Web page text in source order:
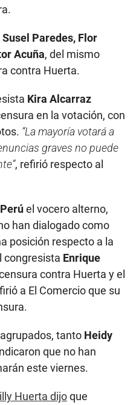
Susel Paredes, Flor
Acuña, del mismo
contra Huerta.
Kira Alcarraz
en la votación, con
“La mayoría votará a
graves no puede
, refirió respecto al
el vocero alterno,
han dialogado como
posición respecto a la
congresista Enrique
contra Huerta y el
a El Comercio que su
tanto Heidy
que no han
este viernes.
Huerta dijoque